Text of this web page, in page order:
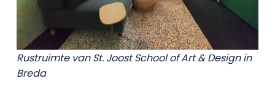
Rustruimte van St. Joost School of Art & Design in
Breda